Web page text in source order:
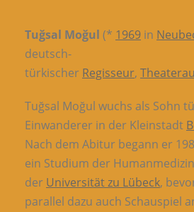
Tuğsal Moğul (* 1969 in
deutsch-
türkischer Regisseur,
Tuğsal Moğul wuchs als Sohn
Einwanderer in der Kleinstadt
Nach dem Abitur begann er
ein Studium der
der Universität zu Lübeck,
parallel dazu auch Schauspiel